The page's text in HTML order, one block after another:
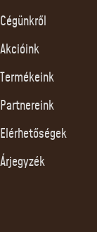
Cégünkről
Akcióink
Termékeink
Partnereink
Elérhetőségek
Árjegyzék